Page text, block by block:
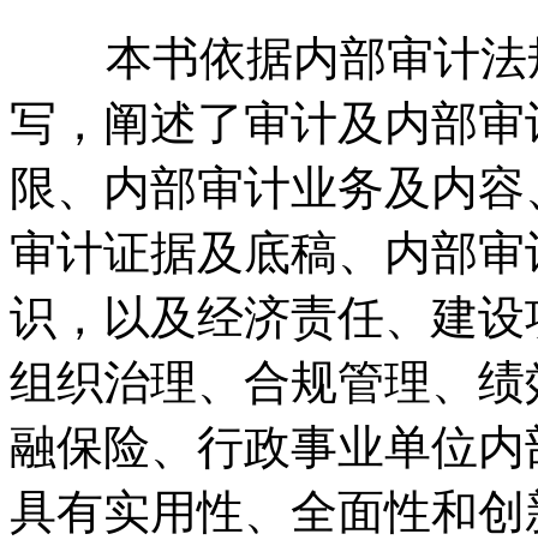
本书依据内部审计法
写，阐述了审计及内部
限、内部审计业务及内
审计证据及底稿、内部
识，以及经济责任、建
组织治理、合规管理、
融保险、行政事业单位
具有实用性、全面性和